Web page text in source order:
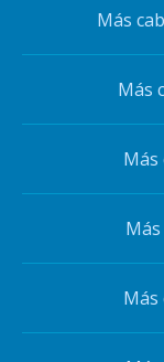
Más
Más
Más
Más